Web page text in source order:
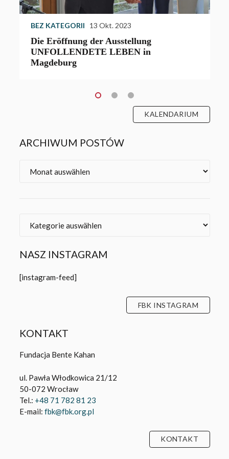
BEZ KATEGORII 13 Okt. 2023
Die Eröffnung der Ausstellung
UNFOLLENDETE LEBEN in
Magdeburg
KALENDARIUM
ARCHIWUM POSTÓW
NASZ INSTAGRAM
[instagram-feed]
FBK INSTAGRAM
KONTAKT
Fundacja Bente Kahan
ul. Pawła Włodkowica 21/12
50-072 Wrocław
Tel.: +48 71 782 81 23
E-mail: fbk@fbk.org.pl
KONTAKT